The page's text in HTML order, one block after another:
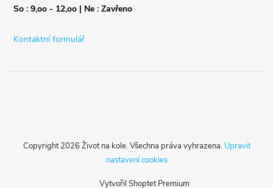
So : 9,oo - 12,oo | Ne : Zavřeno
Kontaktní formulář
Vytvořil Shoptet Premium
Copyright 2026 Život na kole. Všechna práva vyhrazena. Upravit
nastavení cookies